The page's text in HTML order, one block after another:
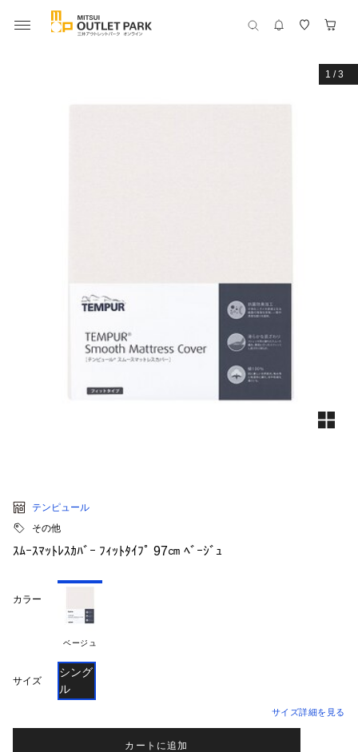
1 /3
テンピュール
その他
ｽﾑｰｽﾏｯﾄﾚｽｶﾊﾞｰ ﾌｨｯﾄﾀｲﾌﾟ 97㎝ ﾍﾞｰｼﾞｭ
カラー
ベージュ
サイズ
シング
ル
サイズ詳細を見る
カートに追加